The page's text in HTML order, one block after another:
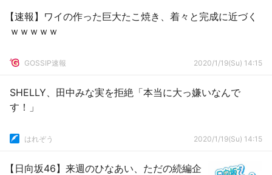
【速報】ワイの作った巨大たこ焼き、着々と完成に近づく
ｗｗｗｗｗ
GOSSIP速報 2020/1/19(Su) 14:15
SHELLY、田中みな実を拒絶「本当に大っ嫌いなんで
す！」
はれぞう 2020/1/19(Su) 14:15
【日向坂46】来週のひなあい、ただの続編企